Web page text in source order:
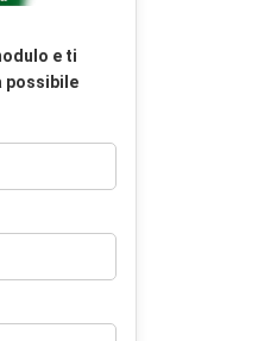
e ti
possibile